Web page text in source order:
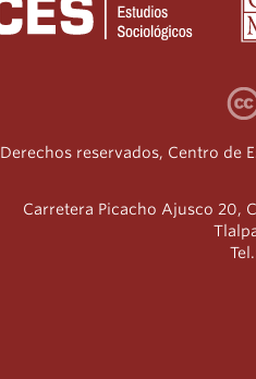
Derechos reservados, Centro de
Carretera Picacho Ajusco 20,